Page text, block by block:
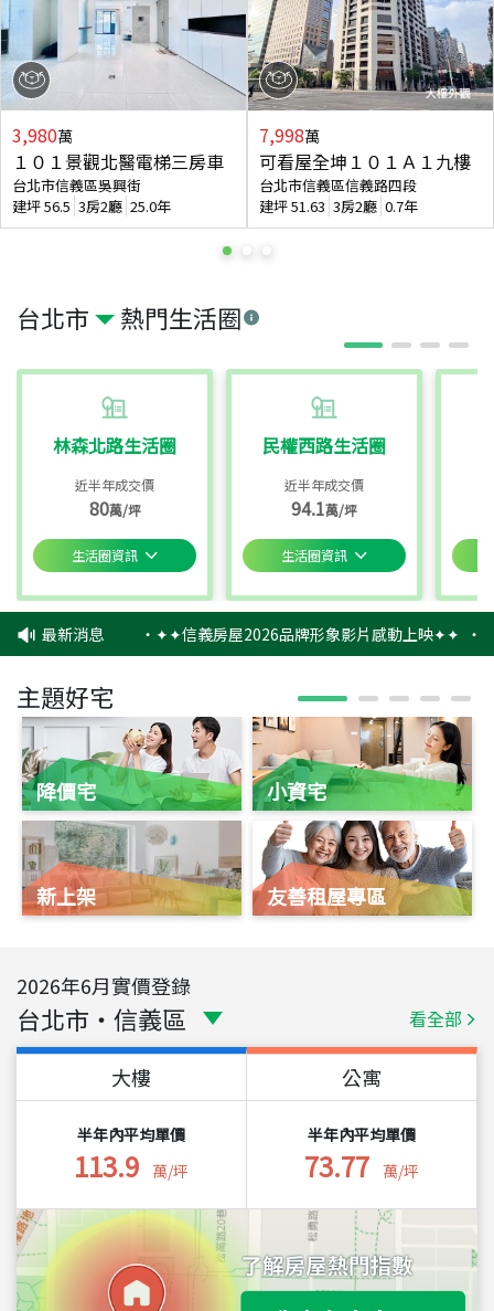
台北市 熱門生活圈
林森北路生活圈
近半年成交價
80萬/坪
生活圈資訊
民權西路生活圈
近半年成交價
94.1萬/坪
生活圈資訊
3,980萬
１０１景觀北醫電梯三房車
台北市信義區吳興街
建坪56.5 3房2廳 25.0年
7,998萬
可看屋全坤１０１Ａ１九樓
台北市信義區信義路四段
建坪51.63 3房2廳 0.7年
最新消息 ‧✦✦信義房屋2026品牌形象影片感動上映✦✦ ‧信
主題好宅
降價宅
新上架
小資宅
友善租屋專區
2026年6月實價登錄
台北市 ・ 信義區 看全部
大樓
半年內平均單價
113.9 萬/坪
公寓
半年內平均單價
73.77 萬/坪